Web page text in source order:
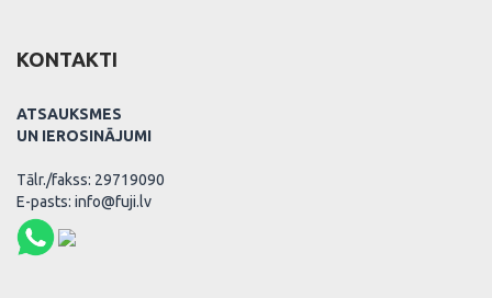
KONTAKTI
ATSAUKSMES
UN IEROSINĀJUMI
Tālr./fakss: 29719090
E-pasts: info@fuji.lv